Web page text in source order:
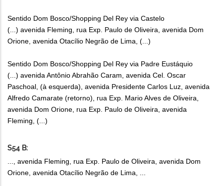
Sentido Dom Bosco/Shopping Del Rey via Castelo
(...) avenida Fleming, rua Exp. Paulo de Oliveira, avenida Dom
Orione, avenida Otacílio Negrão de Lima, (...)
Sentido Dom Bosco/Shopping Del Rey via Padre Eustáquio
(...) avenida Antônio Abrahão Caram, avenida Cel. Oscar
Paschoal, (à esquerda), avenida Presidente Carlos Luz, avenida
Alfredo Camarate (retorno), rua Exp. Mario Alves de Oliveira,
avenida Dom Orione, rua Exp. Paulo de Oliveira, avenida
Fleming, (...)
S54 B:
..., avenida Fleming, rua Exp. Paulo de Oliveira, avenida Dom
Orione, avenida Otacílio Negrão de Lima, ...